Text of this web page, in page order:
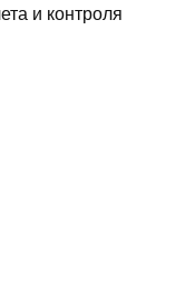
и контроля